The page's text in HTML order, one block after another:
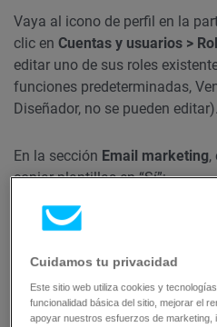
Vaya al icono de perfil en la
clic en Cuentas y usuarios >
editar uno de sus roles
funciones predeterminadas,
Diseñador, no se pueden editar).
En la sección Email marketing,
copiar plantillas en “Sí”:
Cuidamos tu privacidad
Este sitio web utiliza cookies y
funcionalidad básica del sitio, mejorar el
apoyar nuestros esfuerzos de marketing,